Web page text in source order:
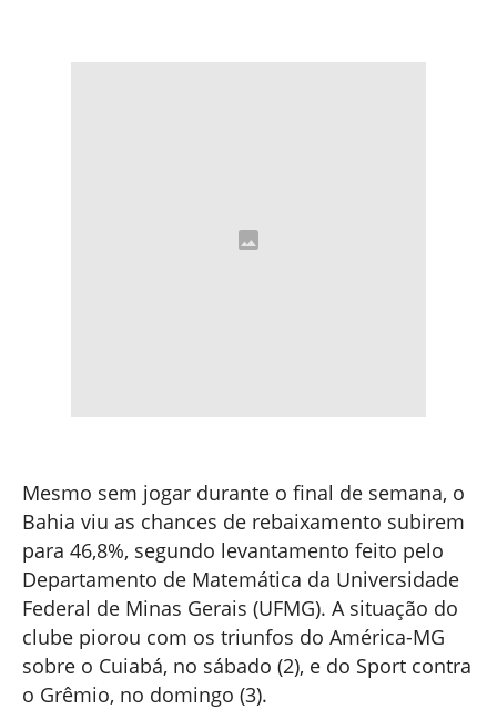
Mesmo sem jogar durante o final de semana, o
Bahia viu as chances de rebaixamento subirem
para 46,8%, segundo levantamento feito pelo
Departamento de Matemática da Universidade
Federal de Minas Gerais (UFMG). A situação do
clube piorou com os triunfos do América-MG
sobre o Cuiabá, no sábado (2), e do Sport contra
o Grêmio, no domingo (3).